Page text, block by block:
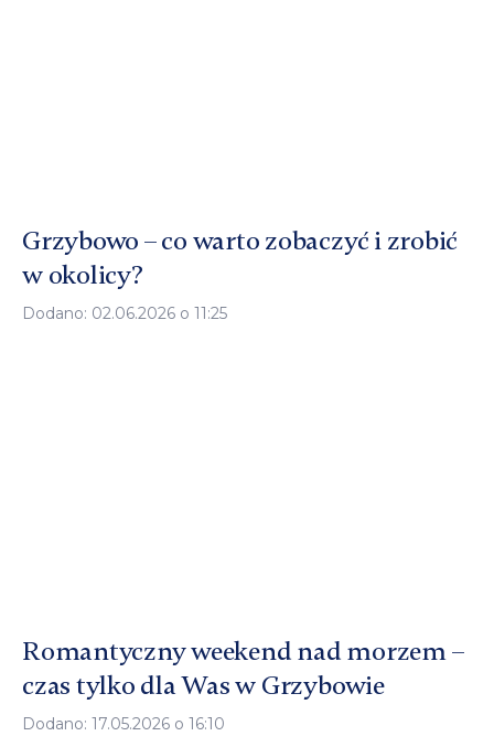
Grzybowo – co warto zobaczyć i zrobić
w okolicy?
Dodano: 02.06.2026 o 11:25
Romantyczny weekend nad morzem –
czas tylko dla Was w Grzybowie
Dodano: 17.05.2026 o 16:10